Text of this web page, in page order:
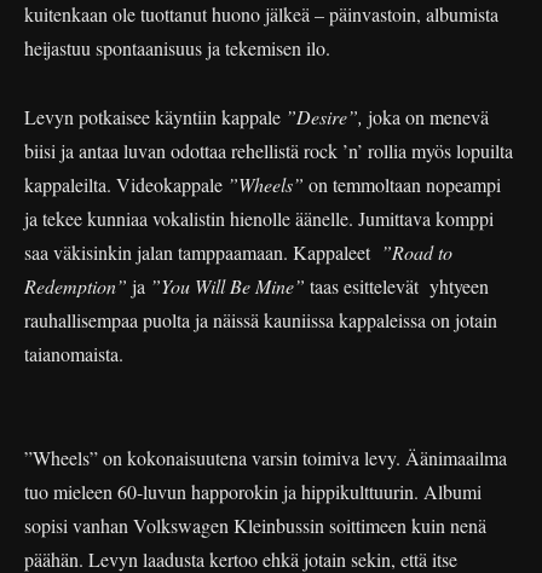
kuitenkaan ole tuottanut huono jälkeä – päinvastoin, albumista
heijastuu spontaanisuus ja tekemisen ilo.
Levyn potkaisee käyntiin kappale ”Desire”, joka on menevä
biisi ja antaa luvan odottaa rehellistä rock ’n’ rollia myös lopuilta
kappaleilta. Videokappale ”Wheels” on temmoltaan nopeampi
ja tekee kunniaa vokalistin hienolle äänelle. Jumittava komppi
saa väkisinkin jalan tamppaamaan. Kappaleet ”Road to
Redemption” ja ”You Will Be Mine” taas esittelevät yhtyeen
rauhallisempaa puolta ja näissä kauniissa kappaleissa on jotain
taianomaista.
”Wheels” on kokonaisuutena varsin toimiva levy. Äänimaailma
tuo mieleen 60-luvun happorokin ja hippikulttuurin. Albumi
sopisi vanhan Volkswagen Kleinbussin soittimeen kuin nenä
päähän. Levyn laadusta kertoo ehkä jotain sekin, että itse